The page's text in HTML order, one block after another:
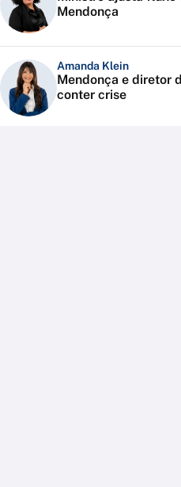
Mendonça
Amanda Klein
Mendonça e diretor
conter crise